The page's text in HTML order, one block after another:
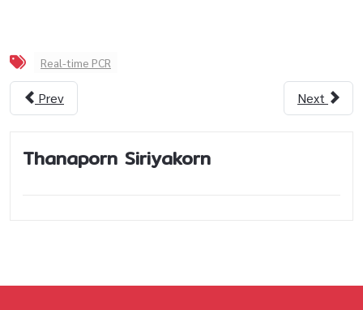
Real-time PCR
Prev Next
Thanaporn Siriyakorn